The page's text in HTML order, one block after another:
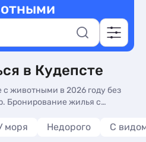
в Кудепсте
с животными в 2026 году без
Бронирование жилья с
моря Недорого С